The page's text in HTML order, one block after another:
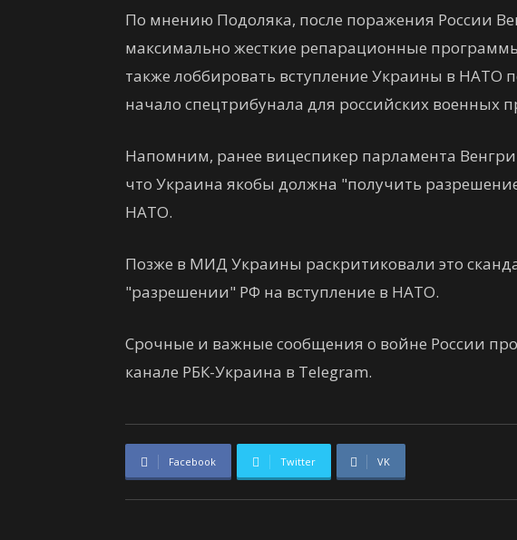
По мнению Подоляка, после поражения России
максимально жесткие репарационные
также лоббировать вступление Украины в НАТО
начало спецтрибунала для российских военных
Напомним, ранее вицеспикер парламента
что Украина якобы должна "получить
НАТО.
Позже в МИД Украины раскритиковали это
"разрешении" РФ на вступление в НАТО.
Срочные и важные сообщения о войне России
канале РБК-Украина в Telegram.
Facebook Twitter VK